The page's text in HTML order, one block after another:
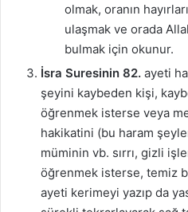
olmak, oranın
ulaşmak ve orada
bulmak için okunur.
İsra Suresinin 82. ayeti
şeyini kaybeden kişi,
öğrenmek isterse veya
hakikatini (bu haram
müminin vb. sırrı, gizli
öğrenmek isterse, temiz
ayeti kerimeyi yazıp da